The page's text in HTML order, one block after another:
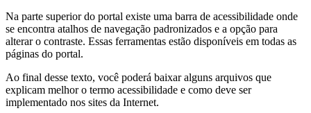
Na parte superior do portal existe uma barra de acessibilidade onde
se encontra atalhos de navegação padronizados e a opção para
alterar o contraste. Essas ferramentas estão disponíveis em todas as
páginas do portal.
Ao final desse texto, você poderá baixar alguns arquivos que
explicam melhor o termo acessibilidade e como deve ser
implementado nos sites da Internet.